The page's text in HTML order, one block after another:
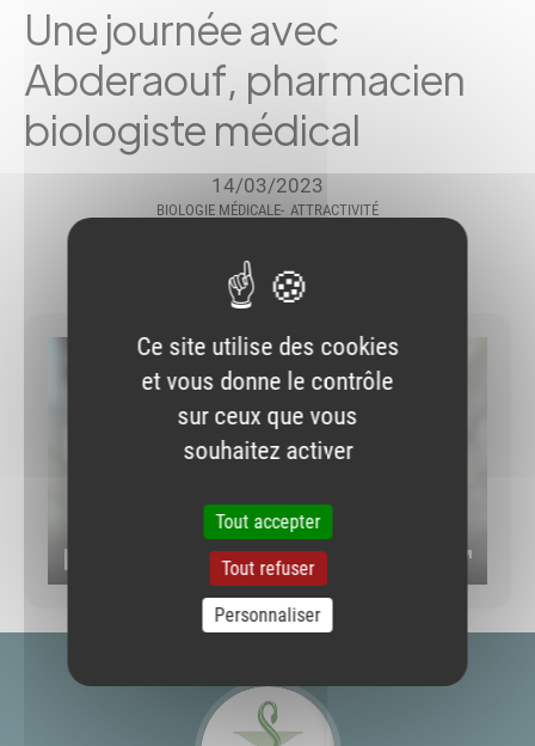
Une journée avec
Abderaouf, pharmacien
biologiste médical
14/03/2023
BIOLOGIE MÉDICALE ATTRACTIVITÉ
Envoyer par e-mail
Partager sur
Partager sur
Partager sur
01:42
Muet Paramètres
Ouvrir
Ce site utilise des cookies
et vous donne le contrôle
sur ceux que vous
souhaitez activer
Tout accepter
Tout refuser
Personnaliser